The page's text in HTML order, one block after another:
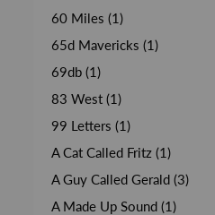
60 Miles (1)
65d Mavericks (1)
69db (1)
83 West (1)
99 Letters (1)
A Cat Called Fritz (1)
A Guy Called Gerald (3)
A Made Up Sound (1)